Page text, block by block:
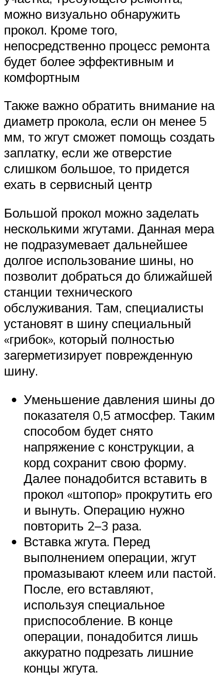
можно визуально обнаружить
прокол. Кроме того,
непосредственно процесс ремонта
будет более эффективным и
комфортным
Также важно обратить внимание на
диаметр прокола, если он менее 5
мм, то жгут сможет помощь создать
заплатку, если же отверстие
слишком большое, то придется
ехать в сервисный центр
Большой прокол можно заделать
несколькими жгутами. Данная мера
не подразумевает дальнейшее
долгое использование шины, но
позволит добраться до ближайшей
станции технического
обслуживания. Там, специалисты
установят в шину специальный
«грибок», который полностью
загерметизирует поврежденную
шину.
Уменьшение давления шины до
показателя 0,5 атмосфер. Таким
способом будет снято
напряжение с конструкции, а
корд сохранит свою форму.
Далее понадобится вставить в
прокол «штопор» прокрутить его
и вынуть. Операцию нужно
повторить 2–3 раза.
Вставка жгута. Перед
выполнением операции, жгут
промазывают клеем или пастой.
После, его вставляют,
используя специальное
приспособление. В конце
операции, понадобится лишь
аккуратно подрезать лишние
концы жгута.